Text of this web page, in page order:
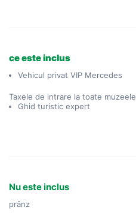
ce este inclus
Vehicul privat VIP Mercedes
Taxele de intrare la toate muzeele
Ghid turistic expert
Nu este inclus
prânz